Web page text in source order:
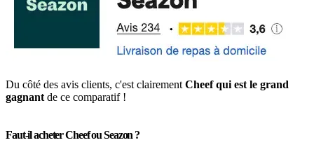
Du côté des avis clients, c'est clairementCheef qui est le grand
gagnantde ce comparatif !
Faut-il acheter Cheef ou Seazon ?